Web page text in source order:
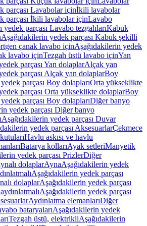
parçası Lavabolar içinİkili lavabolar
parçası İkili lavabolar içinLavabo
yedek parçası Lavabo tezgahlarıKabuk
Aşağıdakilerin yedek parçası Kabuk şekilli
çanak lavabo içinAşağıdakilerin yedek
lavabo içinTezgah üstü lavabo içinYan
parçası Yan dolaplarAlçak yan
parçası Alçak yan dolaplarBoy
parçası Boy dolaplarıOrta yükseklikte
parçası Orta yükseklikte dolaplarBoy
parçası Boy dolaplarıDiğer banyo
yedek parçası Diğer banyo
Aşağıdakilerin yedek parçası Duvar
yedek parçası AksesuarlarÇekmece
Havlu askısı ve havlu
Batarya kollarıAyak setleriManyetik
yedek parçası PrizlerDiğer
dolaplarAynaAşağıdakilerin yedek
Aşağıdakilerin yedek parçası
dolaplarAşağıdakilerin yedek parçası
Aşağıdakilerin yedek parçası
Aydınlatma elemanlarıDiğer
bataryalarıAşağıdakilerin yedek
Tezgah üstü, elektrikliAşağıdakilerin